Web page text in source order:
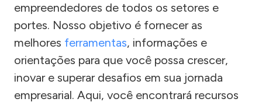
empreendedores de todos os setores e
portes. Nosso objetivo é fornecer as
melhores ferramentas, informações e
orientações para que você possa crescer,
inovar e superar desafios em sua jornada
empresarial. Aqui, você encontrará recursos